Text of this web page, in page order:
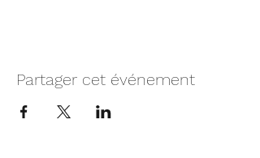
Partager cet événement